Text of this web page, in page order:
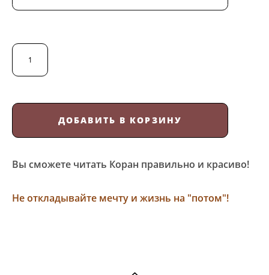
ДОБАВИТЬ В КОРЗИНУ
Вы сможете читать Коран правильно и красиво!
Не откладывайте мечту и жизнь на "потом"!